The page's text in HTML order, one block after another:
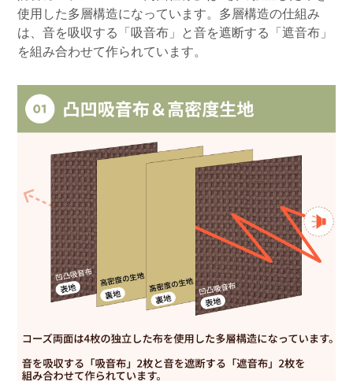
使用した多層構造になっています。多層構造の仕組み
は、音を吸収する「吸音布」と音を遮断する「遮音布」
を組み合わせて作られています。